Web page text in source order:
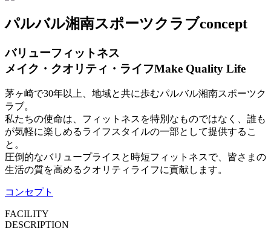
パルバル湘南スポーツクラブconcept
バリューフィットネス
メイク・クオリティ・ライフMake Quality Life
茅ヶ崎で30年以上、地域と共に歩むパルバル湘南スポーツク
ラブ。
私たちの使命は、フィットネスを特別なものではなく、誰も
が気軽に楽しめるライフスタイルの一部として提供するこ
と。
圧倒的なバリュープライスと時短フィットネスで、皆さまの
生活の質を高めるクオリティライフに貢献します。
コンセプト
FACILITY
DESCRIPTION